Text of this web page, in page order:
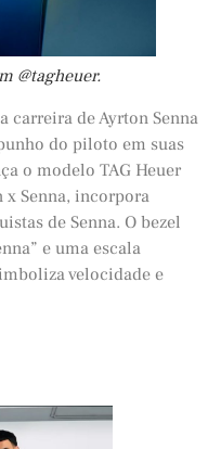
@tagheuer.
carreira de Ayrton Senna
do piloto em suas
o modelo TAG Heuer
Senna, incorpora
de Senna. O bezel
e uma escala
velocidade e